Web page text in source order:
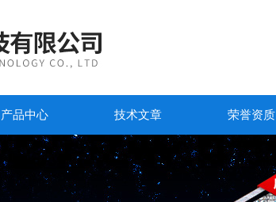
产品中心 技术文章 荣誉资质